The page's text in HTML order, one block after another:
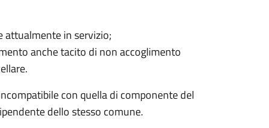
attualmente in servizio;
anche tacito di non accoglimento
con quella di componente del
dello stesso comune.